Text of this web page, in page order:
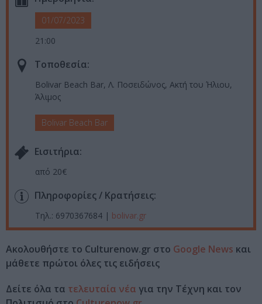
01/07/2023
21:00
Τοποθεσία:
Bolivar Beach Bar, Λ. Ποσειδώνος, Ακτή του Ήλιου,
Άλιμος
Bolivar Beach Bar
Eισιτήρια:
από 20€
Πληροφορίες / Κρατήσεις:
Τηλ.: 6970367684 | bolivar.gr
Ακολουθήστε το Culturenow.gr στο Google News και
μάθετε πρώτοι όλες τις ειδήσεις
Δείτε όλα τα τελευταία νέα για την Τέχνη και τον